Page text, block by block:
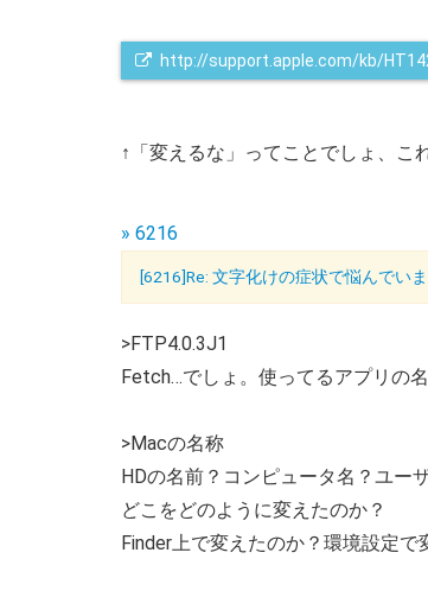
http://support.apple.com/kb/
↑「変えるな」ってことでしょ、こ
» 6216
[6216]Re: 文字化けの症状で悩んでい
>FTP4.0.3J1
Fetch…でしょ。使ってるアプリの
>Macの名称
HDの名前？コンピュータ名？ユー
どこをどのように変えたのか？
Finder上で変えたのか？環境設定で